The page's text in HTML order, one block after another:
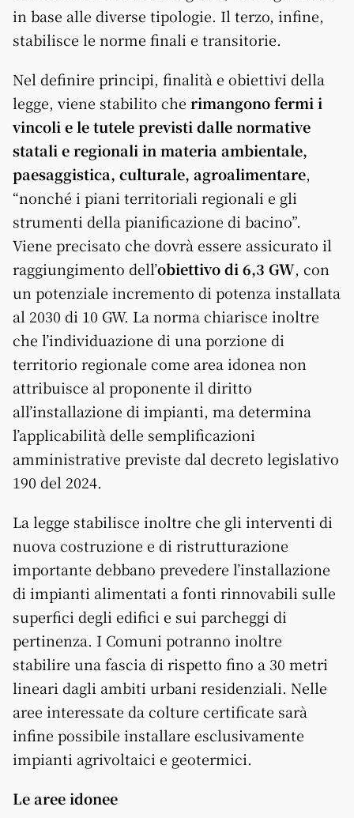
in base alle diverse tipologie. Il terzo, infine,
stabilisce le norme finali e transitorie.
Nel definire principi, finalità e obiettivi della
legge, viene stabilito che rimangono fermi i
vincoli e le tutele previsti dalle normative
statali e regionali in materia ambientale,
paesaggistica, culturale, agroalimentare,
“nonché i piani territoriali regionali e gli
strumenti della pianificazione di bacino”.
Viene precisato che dovrà essere assicurato il
raggiungimento dell’obiettivo di 6,3 GW, con
un potenziale incremento di potenza installata
al 2030 di 10 GW. La norma chiarisce inoltre
che l’individuazione di una porzione di
territorio regionale come area idonea non
attribuisce al proponente il diritto
all’installazione di impianti, ma determina
l’applicabilità delle semplificazioni
amministrative previste dal decreto legislativo
190 del 2024.
La legge stabilisce inoltre che gli interventi di
nuova costruzione e di ristrutturazione
importante debbano prevedere l’installazione
di impianti alimentati a fonti rinnovabili sulle
superfici degli edifici e sui parcheggi di
pertinenza. I Comuni potranno inoltre
stabilire una fascia di rispetto fino a 30 metri
lineari dagli ambiti urbani residenziali. Nelle
aree interessate da colture certificate sarà
infine possibile installare esclusivamente
impianti agrivoltaici e geotermici.
Le aree idonee